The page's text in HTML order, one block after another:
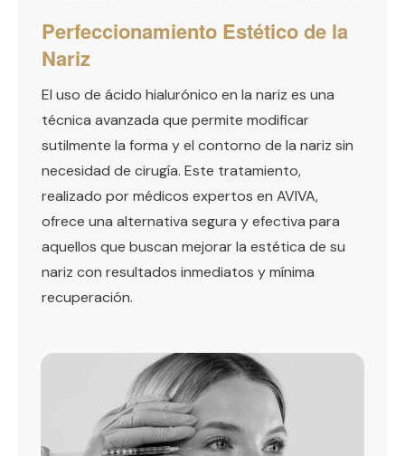
Perfeccionamiento Estético de la
Nariz
El uso de ácido hialurónico en la nariz es una
técnica avanzada que permite modificar
sutilmente la forma y el contorno de la nariz sin
necesidad de cirugía. Este tratamiento,
realizado por médicos expertos en AVIVA,
ofrece una alternativa segura y efectiva para
aquellos que buscan mejorar la estética de su
nariz con resultados inmediatos y mínima
recuperación.